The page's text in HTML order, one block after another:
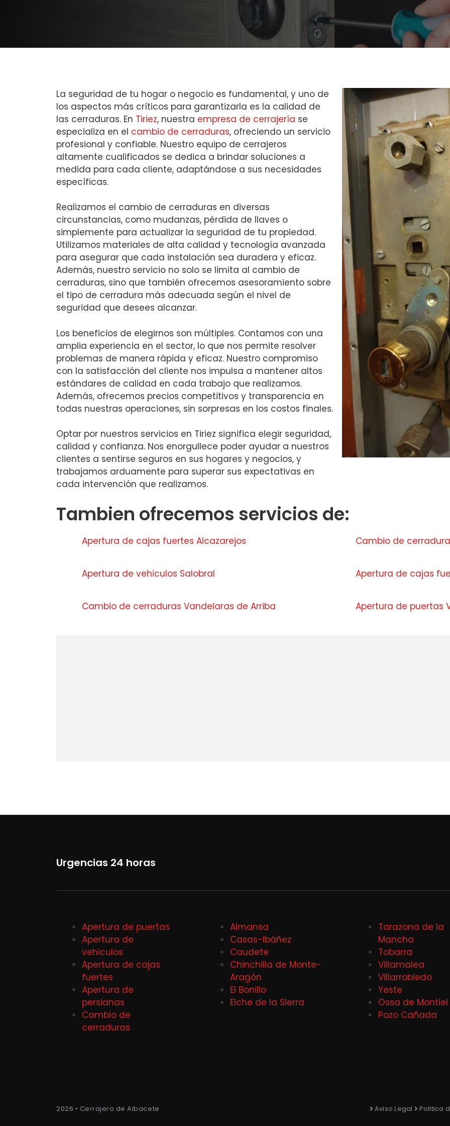
La seguridad de tu hogar o negocio es fundamental, y uno de
los aspectos más críticos para garantizarla es la calidad de
las cerraduras. En Tiriez, nuestra empresa de cerrajería se
especializa en el cambio de cerraduras, ofreciendo un servicio
profesional y confiable. Nuestro equipo de cerrajeros
altamente cualificados se dedica a brindar soluciones a
medida para cada cliente, adaptándose a sus necesidades
específicas.
Realizamos el cambio de cerraduras en diversas
circunstancias, como mudanzas, pérdida de llaves o
simplemente para actualizar la seguridad de tu propiedad.
Utilizamos materiales de alta calidad y tecnología avanzada
para asegurar que cada instalación sea duradera y eficaz.
Además, nuestro servicio no solo se limita al cambio de
cerraduras, sino que también ofrecemos asesoramiento sobre
el tipo de cerradura más adecuada según el nivel de
seguridad que desees alcanzar.
Los beneficios de elegirnos son múltiples. Contamos con una
amplia experiencia en el sector, lo que nos permite resolver
problemas de manera rápida y eficaz. Nuestro compromiso
con la satisfacción del cliente nos impulsa a mantener altos
estándares de calidad en cada trabajo que realizamos.
Además, ofrecemos precios competitivos y transparencia en
todas nuestras operaciones, sin sorpresas en los costos finales.
Optar por nuestros servicios en Tiriez significa elegir seguridad,
calidad y confianza. Nos enorgullece poder ayudar a nuestros
clientes a sentirse seguros en sus hogares y negocios, y
trabajamos arduamente para superar sus expectativas en
cada intervención que realizamos.
Tambien ofrecemos servicios de:
Apertura de cajas fuertes Alcazarejos Cambio de
Apertura de vehiculos Salobral Apertura de cajas
Cambio de cerraduras Vandelaras de Arriba Apertura de puertas
Urgencias 24 horas
Apertura de puertas
Apertura de
vehiculos
Apertura de cajas
fuertes
Apertura de
persianas
Cambio de
cerraduras
Almansa
Casas-Ibáñez
Caudete
Chinchilla de Monte-
Aragón
El Bonillo
Elche de la Sierra
Tarazona de la
Mancha
Tobarra
Villamalea
Villarrobledo
Yeste
Ossa de Montiel
Pozo Cañada
2026 • Cerrajero de Albacete Aviso Legal Politica